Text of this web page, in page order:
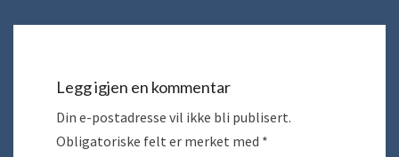
Legg igjen en kommentar
Din e-postadresse vil ikke bli publisert.
Obligatoriske felt er merket med *